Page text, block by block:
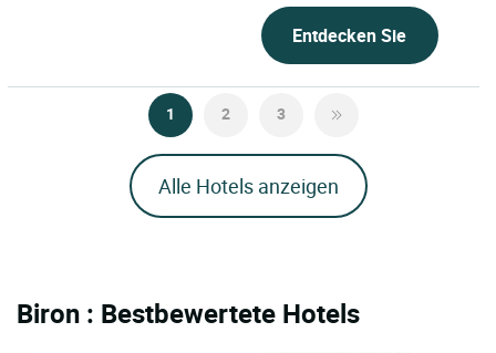
Entdecken Sie
1 2 3
Alle Hotels anzeigen
Biron : Bestbewertete Hotels